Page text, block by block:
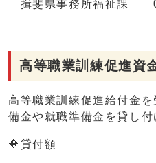
揖斐県事務所福祉課
高等職業訓練促進資
高等職業訓練促進給付金
備金や就職準備金を貸し付
🔶貸付額